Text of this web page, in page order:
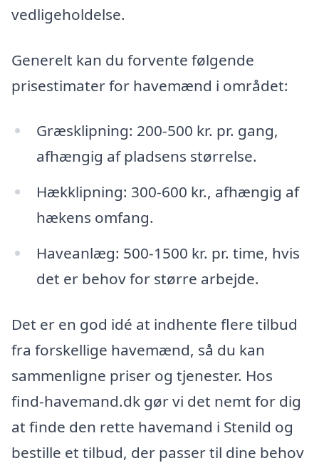
vedligeholdelse.
Generelt kan du forvente følgende
prisestimater for havemænd i området:
Græsklipning: 200-500 kr. pr. gang,
afhængig af pladsens størrelse.
Hækklipning: 300-600 kr., afhængig af
hækens omfang.
Haveanlæg: 500-1500 kr. pr. time, hvis
det er behov for større arbejde.
Det er en god idé at indhente flere tilbud
fra forskellige havemænd, så du kan
sammenligne priser og tjenester. Hos
find-havemand.dk gør vi det nemt for dig
at finde den rette havemand i Stenild og
bestille et tilbud, der passer til dine behov